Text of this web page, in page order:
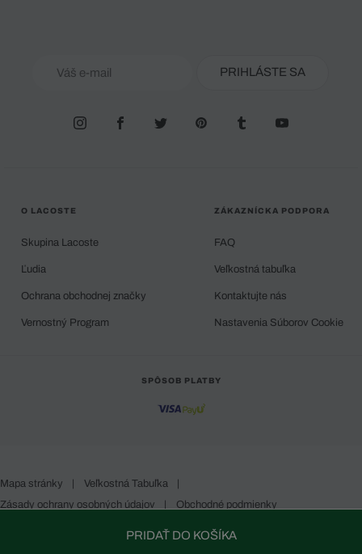
PRIDAŤ DO KOŠÍKA
PRIHLÁSTE SA
O LACOSTE
Skupina Lacoste
Ľudia
Ochrana obchodnej značky
Vernostný Program
ZÁKAZNÍCKA PODPORA
FAQ
Veľkostná tabuľka
Kontaktujte nás
Nastavenia Súborov Cookie
SPÔSOB PLATBY
Mapa stránky | Veľkostná Tabuľka
|
Zásady ochrany osobných údajov
| Obchodné podmienky